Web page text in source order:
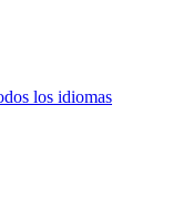
los idiomas